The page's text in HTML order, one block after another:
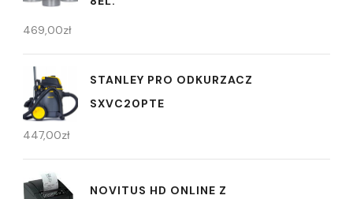
469,00zł
STANLEY PRO ODKURZACZ
SXVC20PTE
447,00zł
NOVITUS HD ONLINE Z